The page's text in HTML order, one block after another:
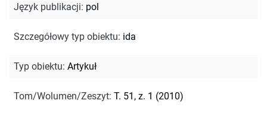
Język publikacji: pol
Szczegółowy typ obiektu: ida
Typ obiektu: Artykuł
Tom/Wolumen/Zeszyt: T. 51, z. 1 (2010)